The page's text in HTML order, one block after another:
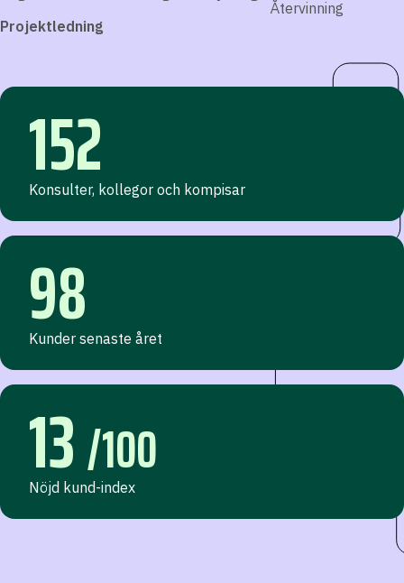
Projektledning
Återvinning
152
Konsulter, kollegor och kompisar
98
Kunder senaste året
13/100
Nöjd kund-index